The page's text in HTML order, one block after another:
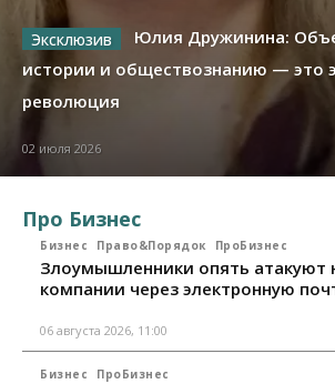
Юлия Дружинина:
истории и обществознанию — это
революция
02 июля 2026
Про Бизнес
Бизнес Право&Порядок ПроБизнес
Злоумышленники опять атакуют
компании через электронную
06 августа 2026, 11:00
Бизнес ПроБизнес